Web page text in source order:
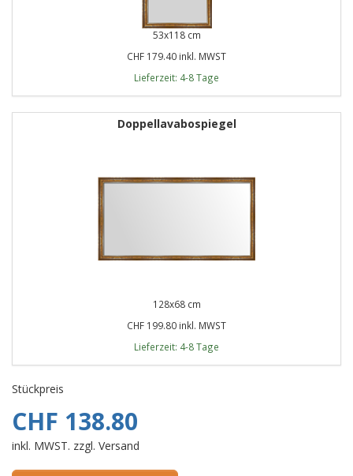
53x118 cm
CHF 179.40 inkl. MWST
Lieferzeit: 4-8 Tage
Doppellavabospiegel
128x68 cm
CHF 199.80 inkl. MWST
Lieferzeit: 4-8 Tage
Stückpreis
CHF 138.80
inkl. MWST. zzgl. Versand